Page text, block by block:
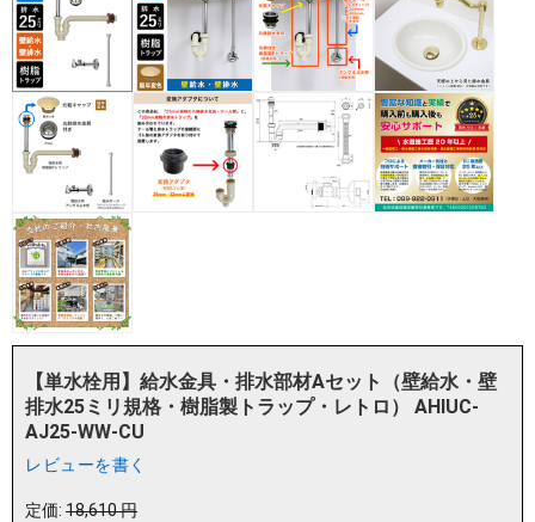
【単水栓用】給水金具・排水部材Aセット（壁給水・壁
排水25ミリ規格・樹脂製トラップ・レトロ） AHIUC-
AJ25-WW-CU
レビューを書く
定価: 18,610円